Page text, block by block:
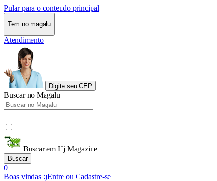
Pular para o conteudo principal
Tem no magalu
Atendimento
Digite seu CEP
Buscar no Magalu
Buscar em Hj Magazine
Buscar
0
Boas vindas :)Entre ou Cadastre-se